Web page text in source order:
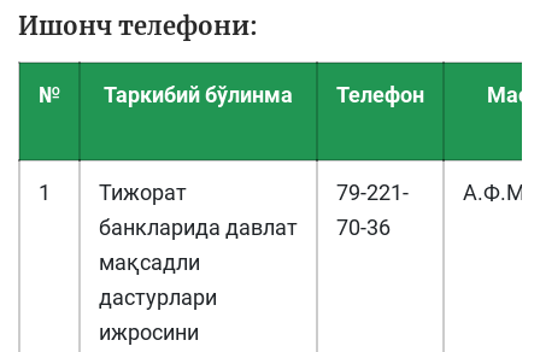
Ишонч телефони:
№ Таркибий бўлинма Телефон
1
Тижорат
банкларида давлат
мақсадли
дастурлари
ижросини
79-221-
70-36